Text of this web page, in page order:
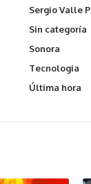
Sergio Valle
Sin categoría
Sonora
Tecnologia
Última hora